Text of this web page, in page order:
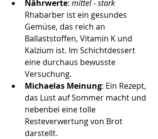
Nährwerte: mittel - stark
Rhabarber ist ein gesundes
Gemüse, das reich an
Ballaststoffen, Vitamin K und
Kalzium ist. Im Schichtdessert
eine durchaus bewusste
Versuchung.
Michaelas Meinung: Ein Rezept,
das Lust auf Sommer macht und
nebenbei eine tolle
Resteverwertung von Brot
darstellt.